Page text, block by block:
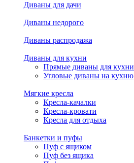
Диваны для дачи
Диваны недорого
Диваны распродажа
Диваны для кухни
Прямые диваны для кухни
Угловые диваны на кухню
Мягкие кресла
Кресла-качалки
Кресла-кровати
Кресла для отдыха
Банкетки и пуфы
Пуф с ящиком
Пуф без ящика